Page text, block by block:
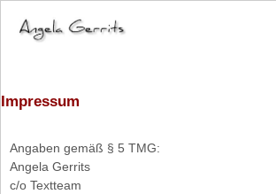
Impressum
Angaben gemäß § 5 TMG:
Angela Gerrits
c/o Textteam